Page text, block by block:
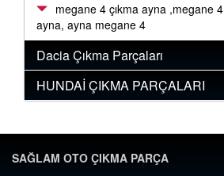
megane 4 çıkma ayna ,megane 4
ayna, ayna megane 4
Dacia Çıkma Parçaları
HUNDAİ ÇIKMA PARÇALARI
SAĞLAM OTO ÇIKMA PARÇA